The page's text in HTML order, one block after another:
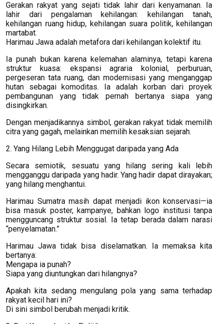
Gerakan rakyat yang sejati tidak lahir dari kenyamanan. Ia
lahir dari pengalaman kehilangan: kehilangan tanah,
kehilangan ruang hidup, kehilangan suara politik, kehilangan
martabat.
Harimau Jawa adalah metafora dari kehilangan kolektif itu.
Ia punah bukan karena kelemahan alaminya, tetapi karena
struktur kuasa: ekspansi agraria kolonial, perburuan,
pergeseran tata ruang, dan modernisasi yang menganggap
hutan sebagai komoditas. Ia adalah korban dari proyek
pembangunan yang tidak pernah bertanya siapa yang
disingkirkan.
Dengan menjadikannya simbol, gerakan rakyat tidak memilih
citra yang gagah, melainkan memilih kesaksian sejarah.
2. Yang Hilang Lebih Menggugat daripada yang Ada
Secara semiotik, sesuatu yang hilang sering kali lebih
mengganggu daripada yang hadir. Yang hadir dapat dirayakan;
yang hilang menghantui.
Harimau Sumatra masih dapat menjadi ikon konservasi—ia
bisa masuk poster, kampanye, bahkan logo institusi tanpa
mengguncang struktur sosial. Ia tetap berada dalam narasi
“penyelamatan.”
Harimau Jawa tidak bisa diselamatkan. Ia memaksa kita
bertanya:
Mengapa ia punah?
Siapa yang diuntungkan dari hilangnya?
Apakah kita sedang mengulang pola yang sama terhadap
rakyat kecil hari ini?
Di sini simbol berubah menjadi kritik.